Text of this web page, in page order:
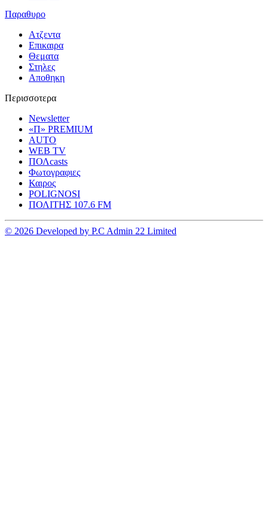
Παραθυρο
Ατζεντα
Επικαιρα
Θεματα
Στηλες
Αποθηκη
Περισσοτερα
Newsletter
«Π» PREMIUM
AUTO
WEB TV
ΠΟΛcasts
Φωτογραφιες
Καιρος
POLIGNOSI
ΠΟΛΙΤΗΣ 107.6 FM
© 2026 Developed by P.C Admin 22 Limited